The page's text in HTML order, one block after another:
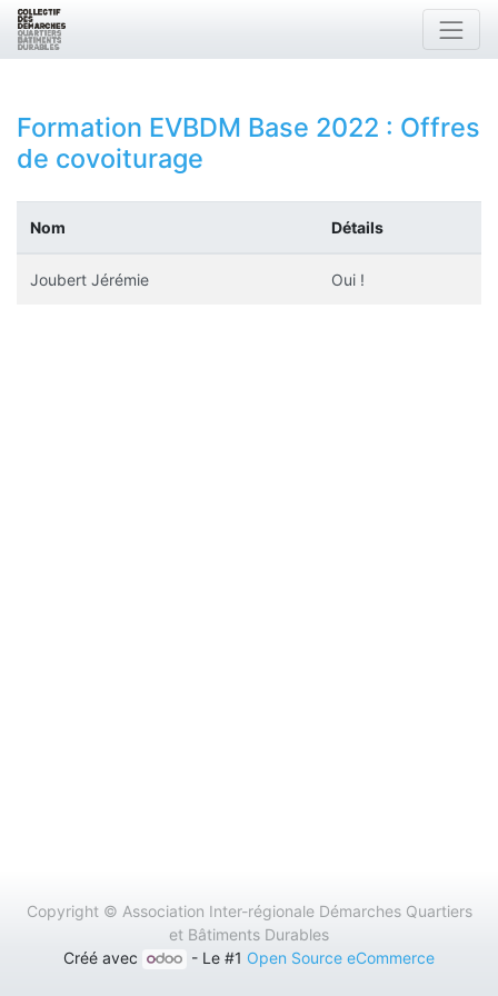
Formation EVBDM Base 2022 : Offres
de covoiturage
Nom Détails
Joubert Jérémie Oui !
Copyright © Association Inter-régionale Démarches Quartiers
et Bâtiments Durables
Créé avec
- Le #1 Open Source eCommerce